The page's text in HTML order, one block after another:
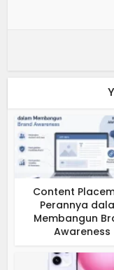
Content
Perannya
Membangun
Awareness